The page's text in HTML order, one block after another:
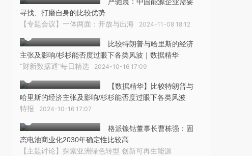
寻找、打磨自身的比较优势
【专题会议】一体两面：开放与出海 2024-11-08 18:12
比较特朗普与哈里斯的经济
主张及影响/杉杉能否度过眼下各类风波｜数据精华
“财新数据通”每日精选 2024-10-16 17:09
【数据精华】比较特朗普与
哈里斯的经济主张及影响/杉杉能否度过眼下各类风波
特报 2024-10-16 17:07
格派镍钴董事长曹栋强：固
态电池商业化2030年确定性比较高
【主题讨论】探索亚洲绿色转型 创新可再生能源